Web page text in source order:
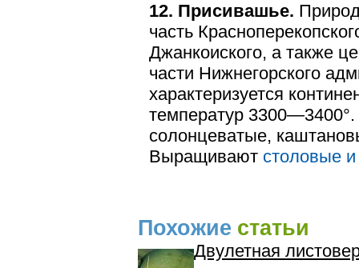
12. Присивашье.
часть
Джанкоиского, а также
части Нижнегорского
характеризуется
температур
солонцеватые,
Выращивают столовые и
Похожие статьи
Двулетная